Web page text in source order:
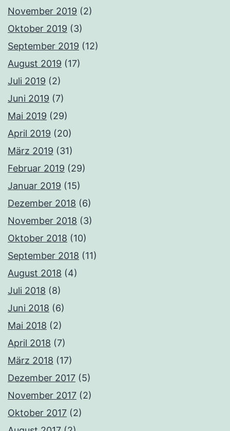
November 2019 (2)
Oktober 2019 (3)
September 2019 (12)
August 2019 (17)
Juli 2019 (2)
Juni 2019 (7)
Mai 2019 (29)
April 2019 (20)
März 2019 (31)
Februar 2019 (29)
Januar 2019 (15)
Dezember 2018 (6)
November 2018 (3)
Oktober 2018 (10)
September 2018 (11)
August 2018 (4)
Juli 2018 (8)
Juni 2018 (6)
Mai 2018 (2)
April 2018 (7)
März 2018 (17)
Dezember 2017 (5)
November 2017 (2)
Oktober 2017 (2)